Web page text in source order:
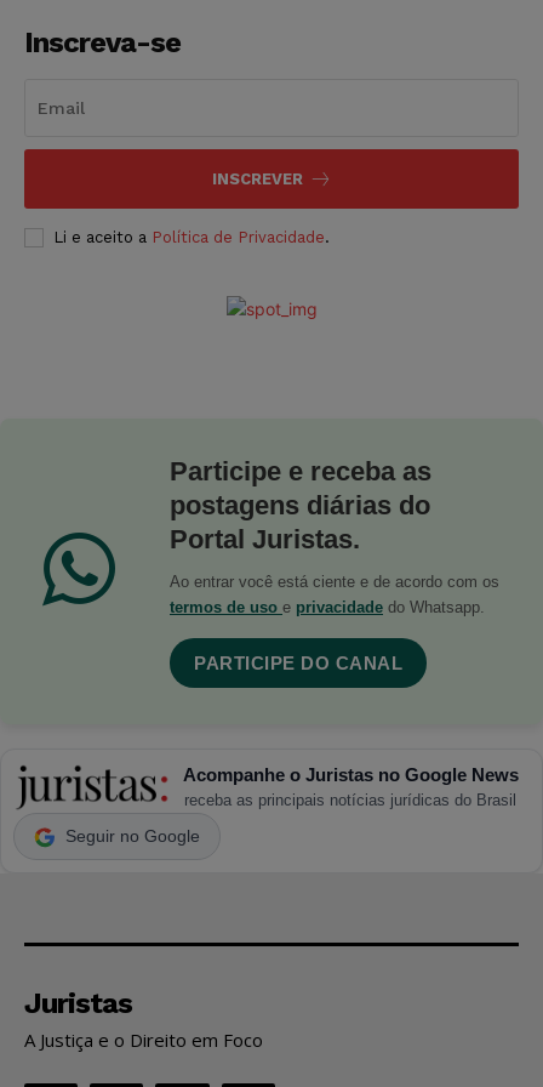
Inscreva-se
INSCREVER
Li e aceito a Política de Privacidade.
Participe e receba as
postagens diárias do
Portal Juristas.
Ao entrar você está ciente e de acordo com os
termos de uso e privacidade do Whatsapp.
PARTICIPE DO CANAL
Acompanhe o Juristas no Google News
receba as principais notícias jurídicas do Brasil
Seguir no Google
Juristas
A Justiça e o Direito em Foco